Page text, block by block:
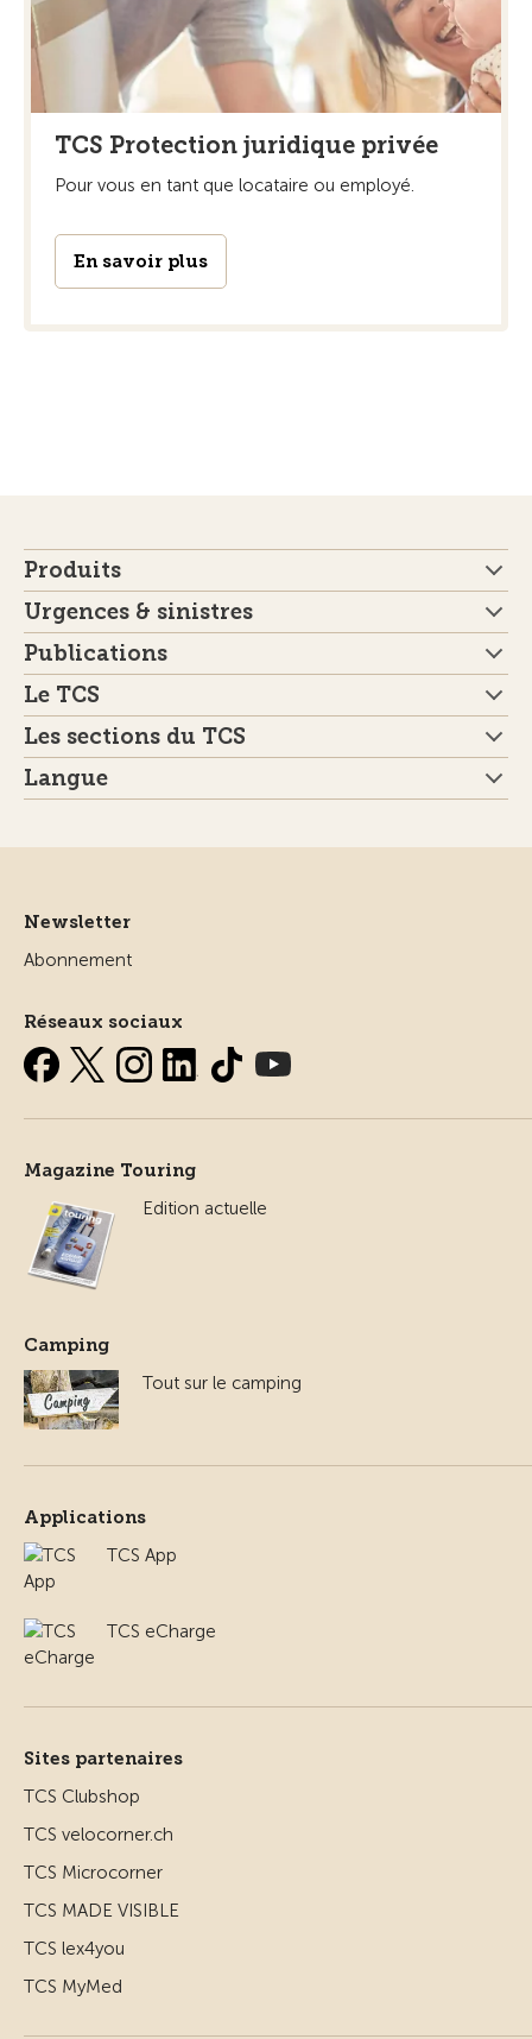
TCS Protection juridique privée
Pour vous en tant que locataire ou employé.
En savoir plus
Produits
Urgences & sinistres
Publications
Le TCS
Les sections du TCS
Langue
Newsletter
Abonnement
Réseaux sociaux
Magazine Touring
Edition actuelle
Camping
Tout sur le camping
Applications
TCS App
TCS eCharge
Sites partenaires
TCS Clubshop
TCS velocorner.ch
TCS Microcorner
TCS MADE VISIBLE
TCS lex4you
TCS MyMed